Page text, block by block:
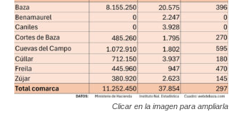
Clicar en la imagen para ampliarla